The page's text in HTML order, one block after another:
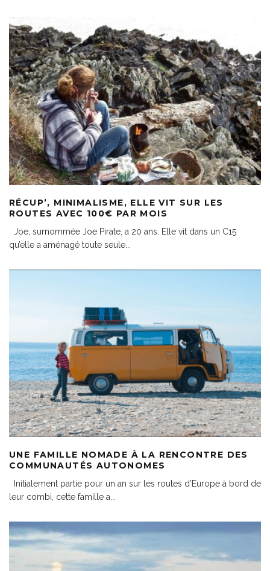
RÉCUP’, MINIMALISME, ELLE VIT SUR LES
ROUTES AVEC 100€ PAR MOIS
Joe, surnommée Joe Pirate, a 20 ans. Elle vit dans un C15
qu’elle a aménagé toute seule
UNE FAMILLE NOMADE À LA RENCONTRE DES
COMMUNAUTÉS AUTONOMES
Initialement partie pour un an sur les routes d’Europe à bord de
leur combi, cette famille a...